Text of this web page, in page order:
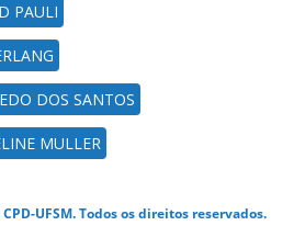
PAULI
DOS SANTOS
MULLER
UFSM. Todos os direitos reservados.